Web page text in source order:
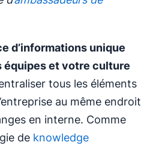
d’informations unique
équipes et votre culture
tous les éléments
au même endroit
en interne. Comme
de knowledge